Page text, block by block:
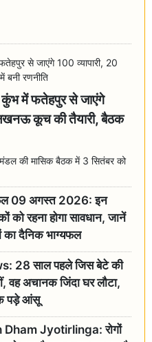
में फतेहपुर से जाएंगे
लखनऊ कूच की तैयारी, बैठक
मंडल की मासिक बैठक में 3 सितंबर को
09 अगस्त 2026: इन
को रहना होगा सावधान, जानें
का दैनिक भाग्यफल
28 साल पहले जिस बेटे की
वह अचानक जिंदा घर लौटा,
पड़े आंसू
Jyotirlinga: रोगों